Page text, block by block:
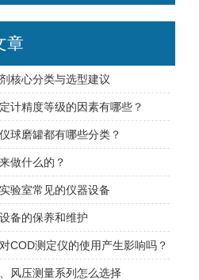
章
核心分类与选型建议
计精度等级的因素有哪些？
球磨罐都有哪些分类？
做什么的？
验室常见的仪器设备
备的保养和维护
COD测定仪的使用产生影响吗？
风压测量系列怎么选择